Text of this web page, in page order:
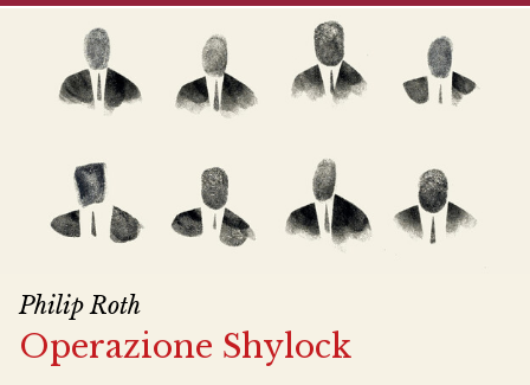
Philip Roth
Operazione Shylock